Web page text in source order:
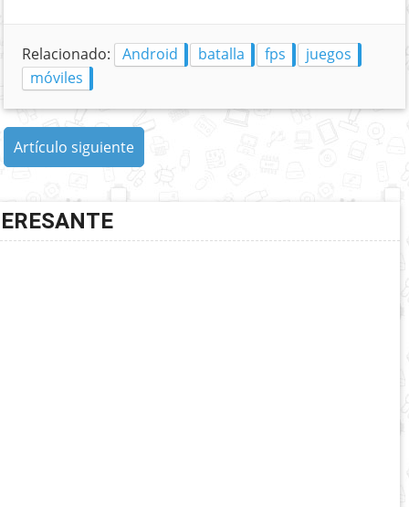
Relacionado: Android batalla fps
juegos
móviles
Artículo siguiente